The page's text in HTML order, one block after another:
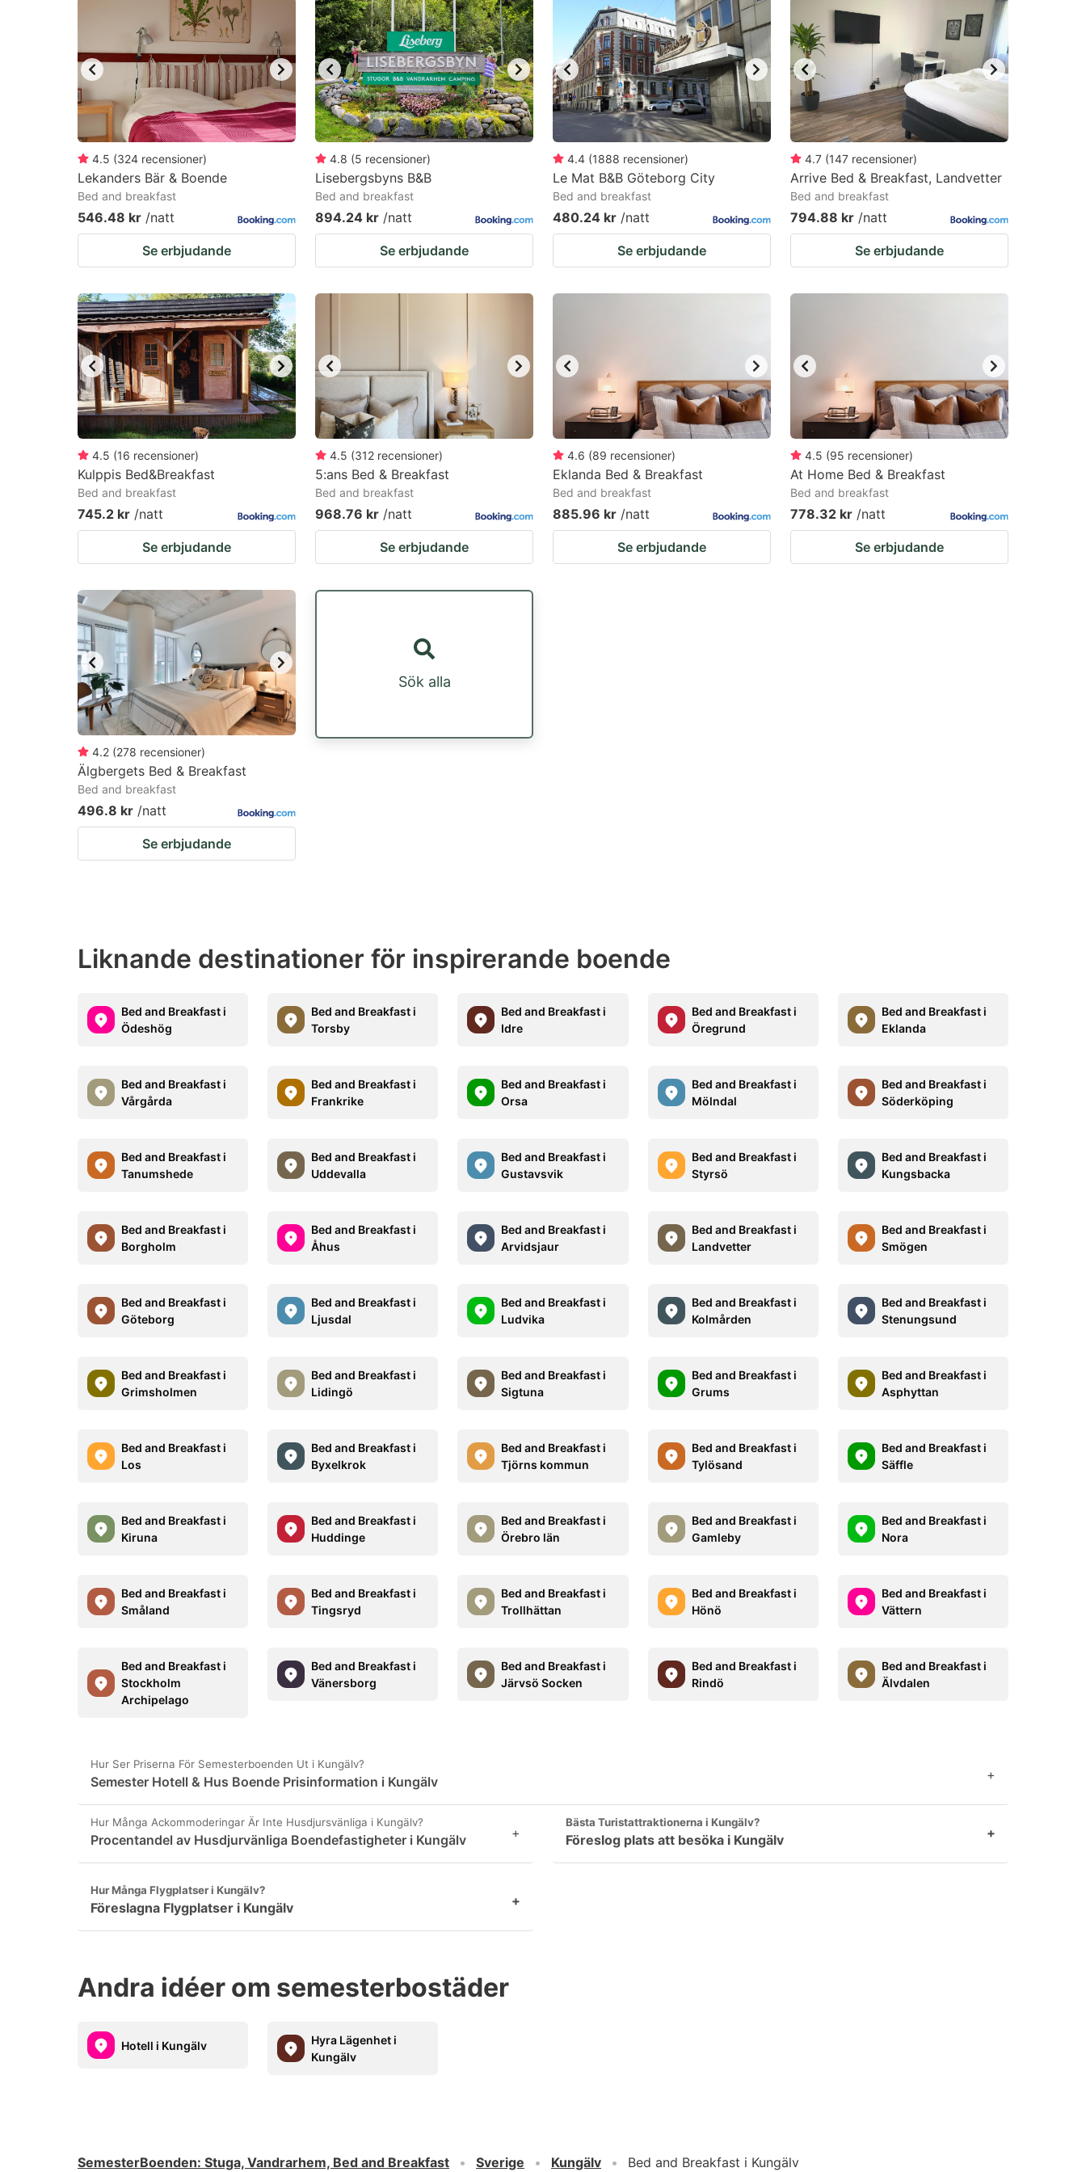
question
mark
key
to
get
the
keyboard
shortcuts
for
changing
dates.
question
mark
key
to
get
the
keyboard
shortcuts
for
changing
dates.
4.5 (324 recensioner)
Lekanders Bär & Boende
Bed and breakfast
546.48 kr /natt
Se erbjudande
4.8 (5 recensioner)
Lisebergsbyns B&B
Bed and breakfast
894.24 kr /natt
Se erbjudande
4.4 (1888 recensioner)
Le Mat B&B Göteborg City
Bed and breakfast
480.24 kr /natt
Se erbjudande
4.7 (147 recensioner)
Arrive Bed & Breakfast, Landvetter
Bed and breakfast
794.88 kr /natt
Se erbjudande
4.5 (16 recensioner)
Kulppis Bed&Breakfast
Bed and breakfast
745.2 kr /natt
Se erbjudande
4.5 (312 recensioner)
5:ans Bed & Breakfast
Bed and breakfast
968.76 kr /natt
Se erbjudande
4.6 (89 recensioner)
Eklanda Bed & Breakfast
Bed and breakfast
885.96 kr /natt
Se erbjudande
4.5 (95 recensioner)
At Home Bed & Breakfast
Bed and breakfast
778.32 kr /natt
Se erbjudande
4.2 (278 recensioner)
Älgbergets Bed & Breakfast
Bed and breakfast
496.8 kr /natt
Se erbjudande
Sök alla
Liknande destinationer för inspirerande boende
Bed and Breakfast i
Ödeshög
Bed and Breakfast i
Torsby
Bed and Breakfast i
Idre
Bed and Breakfast i
Öregrund
Bed and Breakfast i
Eklanda
Bed and Breakfast i
Vårgårda
Bed and Breakfast i
Frankrike
Bed and Breakfast i
Orsa
Bed and Breakfast i
Mölndal
Bed and Breakfast i
Söderköping
Bed and Breakfast i
Tanumshede
Bed and Breakfast i
Uddevalla
Bed and Breakfast i
Gustavsvik
Bed and Breakfast i
Styrsö
Bed and Breakfast i
Kungsbacka
Bed and Breakfast i
Borgholm
Bed and Breakfast i
Åhus
Bed and Breakfast i
Arvidsjaur
Bed and Breakfast i
Landvetter
Bed and Breakfast i
Smögen
Bed and Breakfast i
Göteborg
Bed and Breakfast i
Ljusdal
Bed and Breakfast i
Ludvika
Bed and Breakfast i
Kolmården
Bed and Breakfast i
Stenungsund
Bed and Breakfast i
Grimsholmen
Bed and Breakfast i
Lidingö
Bed and Breakfast i
Sigtuna
Bed and Breakfast i
Grums
Bed and Breakfast i
Asphyttan
Bed and Breakfast i
Los
Bed and Breakfast i
Byxelkrok
Bed and Breakfast i
Tjörns kommun
Bed and Breakfast i
Tylösand
Bed and Breakfast i
Säffle
Bed and Breakfast i
Kiruna
Bed and Breakfast i
Huddinge
Bed and Breakfast i
Örebro län
Bed and Breakfast i
Gamleby
Bed and Breakfast i
Nora
Bed and Breakfast i
Småland
Bed and Breakfast i
Tingsryd
Bed and Breakfast i
Trollhättan
Bed and Breakfast i
Hönö
Bed and Breakfast i
Vättern
Bed and Breakfast i
Stockholm
Archipelago
Bed and Breakfast i
Vänersborg
Bed and Breakfast i
Järvsö Socken
Bed and Breakfast i
Rindö
Bed and Breakfast i
Älvdalen
Hur Ser Priserna För Semesterboenden Ut i Kungälv?
Semester Hotell & Hus Boende Prisinformation i Kungälv +
Hur Många Ackommoderingar Är Inte Husdjursvänliga i Kungälv?
Procentandel av Husdjurvänliga Boendefastigheter i Kungälv +
Bästa Turistattraktionerna i Kungälv?
Föreslog plats att besöka i Kungälv +
Hur Många Flygplatser i Kungälv?
Föreslagna Flygplatser i Kungälv +
Andra idéer om semesterbostäder
Hotell i Kungälv
Hyra Lägenhet i
Kungälv
SemesterBoenden: Stuga, Vandrarhem, Bed and Breakfast Sverige Kungälv Bed and Breakfast i Kungälv